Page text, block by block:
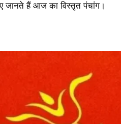
जानते हैं आज का विस्तृत पंचांग।